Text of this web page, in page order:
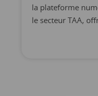
la plateforme
le secteur TAA,